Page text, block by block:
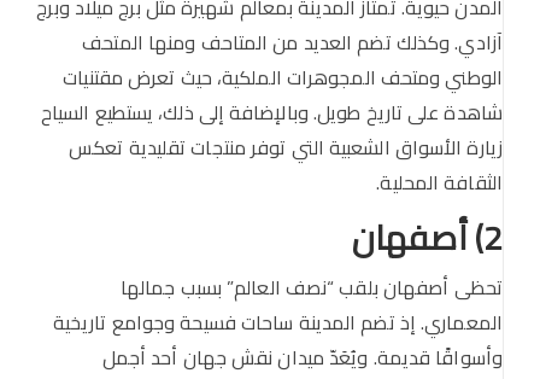
المدن حيوية. تمتاز المدينة بمعالم شهيرة مثل برج ميلاد وبرج
آزادي. وكذلك تضم العديد من المتاحف ومنها المتحف
الوطني ومتحف المجوهرات الملكية، حيث تعرض مقتنيات
شاهدة على تاريخ طويل. وبالإضافة إلى ذلك، يستطيع السياح
زيارة الأسواق الشعبية التي توفر منتجات تقليدية تعكس
الثقافة المحلية.
2) أصفهان
تحظى أصفهان بلقب “نصف العالم” بسبب جمالها
المعماري. إذ تضم المدينة ساحات فسيحة وجوامع تاريخية
وأسواقًا قديمة. ويُعَدّ ميدان نقش جهان أحد أجمل